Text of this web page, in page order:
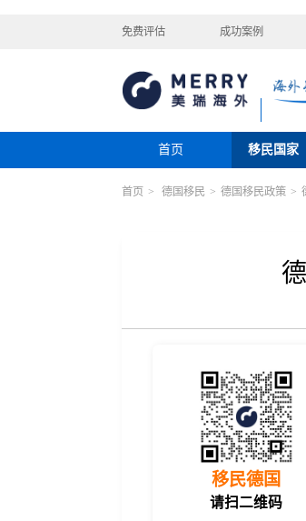
免费评估 成功案例
首页 移民国家
芬兰
澳大利亚 瑙鲁
新加坡 迪拜
中国香港
购房移民
捐赠移民
葡萄牙捐赠移民
泰国精英签证
格鲁吉亚护照
圣基茨捐款护照
首页 > 德国移民 > 德国移民政策 >
移民德国
请扫二维码